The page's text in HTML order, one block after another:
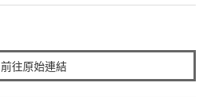
前往原始連結